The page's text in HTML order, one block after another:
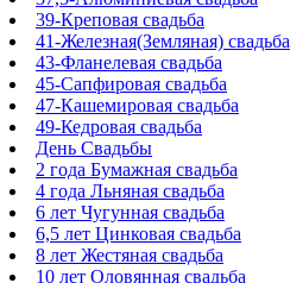
39-Креповая свадьба
41-Железная(Земляная) свадьба
43-Фланелевая свадьба
45-Сапфировая свадьба
47-Кашемировая свадьба
49-Кедровая свадьба
День Свадьбы
2 года Бумажная свадьба
4 года Льняная свадьба
6 лет Чугунная свадьба
6,5 лет Цинковая свадьба
8 лет Жестяная свадьба
10 лет Оловянная свадьба